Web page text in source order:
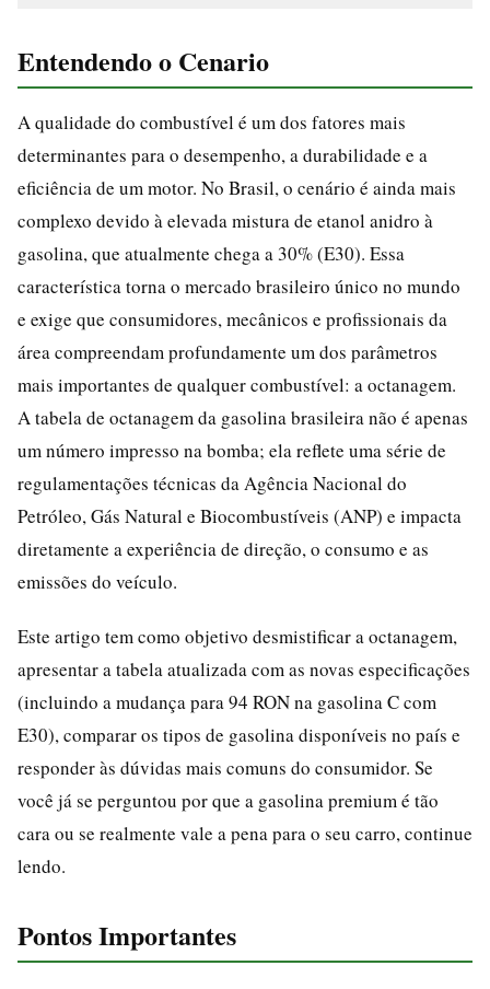
Entendendo o Cenario
A qualidade do combustível é um dos fatores mais
determinantes para o desempenho, a durabilidade e a
eficiência de um motor. No Brasil, o cenário é ainda mais
complexo devido à elevada mistura de etanol anidro à
gasolina, que atualmente chega a 30% (E30). Essa
característica torna o mercado brasileiro único no mundo
e exige que consumidores, mecânicos e profissionais da
área compreendam profundamente um dos parâmetros
mais importantes de qualquer combustível: a octanagem.
A tabela de octanagem da gasolina brasileira não é apenas
um número impresso na bomba; ela reflete uma série de
regulamentações técnicas da Agência Nacional do
Petróleo, Gás Natural e Biocombustíveis (ANP) e impacta
diretamente a experiência de direção, o consumo e as
emissões do veículo.
Este artigo tem como objetivo desmistificar a octanagem,
apresentar a tabela atualizada com as novas especificações
(incluindo a mudança para 94 RON na gasolina C com
E30), comparar os tipos de gasolina disponíveis no país e
responder às dúvidas mais comuns do consumidor. Se
você já se perguntou por que a gasolina premium é tão
cara ou se realmente vale a pena para o seu carro, continue
lendo.
Pontos Importantes